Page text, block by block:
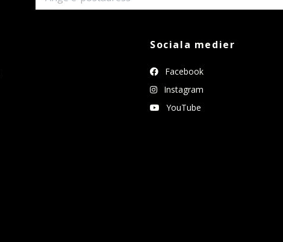
Sociala medier
Facebook
Instagram
YouTube